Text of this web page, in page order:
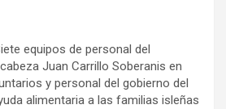
equipos de personal del
Juan Carrillo Soberanis en
y personal del gobierno del
alimentaria a las familias isleñas